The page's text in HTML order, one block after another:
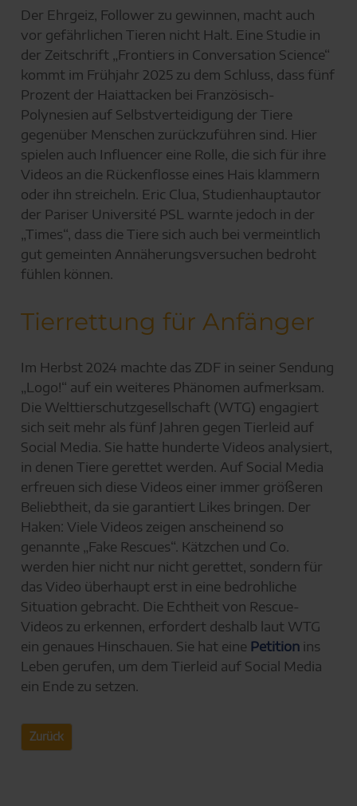
Der Ehrgeiz, Follower zu gewinnen, macht auch
vor gefährlichen Tieren nicht Halt. Eine Studie in
der Zeitschrift „Frontiers in Conversation Science“
kommt im Frühjahr 2025 zu dem Schluss, dass fünf
Prozent der Haiattacken bei Französisch-
Polynesien auf Selbstverteidigung der Tiere
gegenüber Menschen zurückzuführen sind. Hier
spielen auch Influencer eine Rolle, die sich für ihre
Videos an die Rückenflosse eines Hais klammern
oder ihn streicheln. Eric Clua, Studienhauptautor
der Pariser Université PSL warnte jedoch in der
„Times“, dass die Tiere sich auch bei vermeintlich
gut gemeinten Annäherungsversuchen bedroht
fühlen können.
Tierrettung für Anfänger
Im Herbst 2024 machte das ZDF in seiner Sendung
„Logo!“ auf ein weiteres Phänomen aufmerksam.
Die Welttierschutzgesellschaft (WTG) engagiert
sich seit mehr als fünf Jahren gegen Tierleid auf
Social Media. Sie hatte hunderte Videos analysiert,
in denen Tiere gerettet werden. Auf Social Media
erfreuen sich diese Videos einer immer größeren
Beliebtheit, da sie garantiert Likes bringen. Der
Haken: Viele Videos zeigen anscheinend so
genannte „Fake Rescues“. Kätzchen und Co.
werden hier nicht nur nicht gerettet, sondern für
das Video überhaupt erst in eine bedrohliche
Situation gebracht. Die Echtheit von Rescue-
Videos zu erkennen, erfordert deshalb laut WTG
ein genaues Hinschauen. Sie hat eine Petitionins
Leben gerufen, um dem Tierleid auf Social Media
ein Ende zu setzen.
Zurück